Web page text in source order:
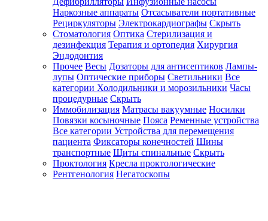
Наркозные аппараты Отсасыватели портативные
Рециркуляторы Электрокардиографы Скрыть
Стоматология Оптика Стерилизация и
дезинфекция Терапия и ортопедия Хирургия
Эндодонтия
Прочее Весы Дозаторы для антисептиков Лампы-
лупы Оптические приборы Светильники Все
категории Холодильники и морозильники Часы
процедурные Скрыть
Иммобилизация Матрасы вакуумные Носилки
Повязки косыночные Пояса Ременные устройства
Все категории Устройства для перемещения
пациента Фиксаторы конечностей Шины
транспортные Щиты спинальные Скрыть
Проктология Кресла проктологические
Рентгенология Негатоскопы